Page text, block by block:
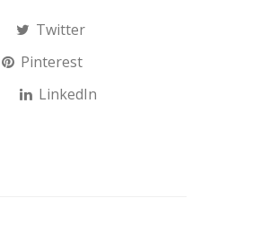
Twitter
Pinterest
LinkedIn